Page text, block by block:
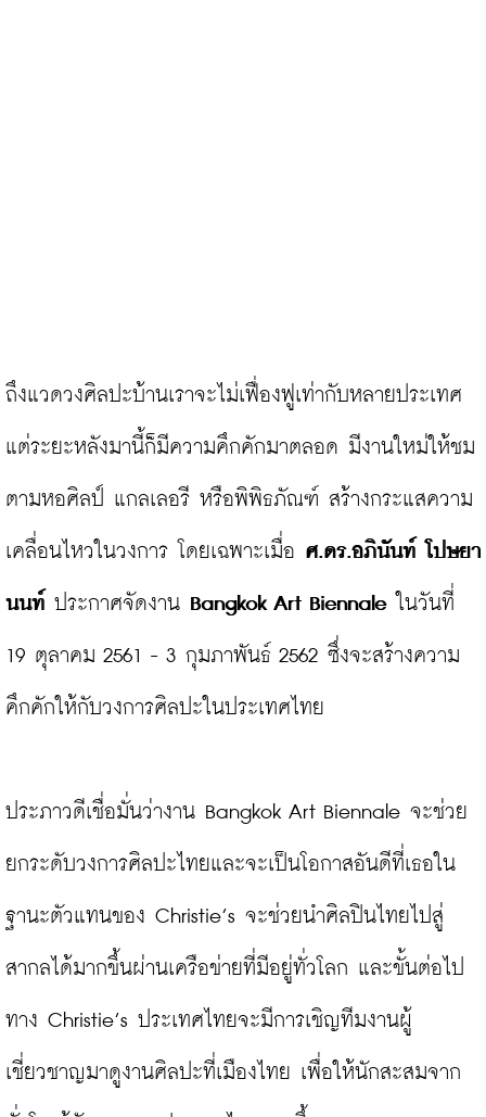
ถึงแวดวงศิลปะบ้านเราจะไม่เฟื่องฟูเท่ากับหลายประเทศ
แต่ระยะหลังมานี้ก็มีความคึกคักมาตลอด มีงานใหม่ให้ชม
ตามหอศิลป์ แกลเลอรี หรือพิพิธภัณฑ์ สร้างกระแสความ
เคลื่อนไหวในวงการ โดยเฉพาะเมื่อ ศ.ดร.อภินันท์ โปษยา
นนท์ ประกาศจัดงาน Bangkok Art Biennale ในวันที่
19 ตุลาคม 2561 - 3 กุมภาพันธ์ 2562 ซึ่งจะสร้างความ
คึกคักให้กับวงการศิลปะในประเทศไทย
ประภาวดีเชื่อมั่นว่างาน Bangkok Art Biennale จะช่วย
ยกระดับวงการศิลปะไทยและจะเป็นโอกาสอันดีที่เธอใน
ฐานะตัวแทนของ Christie’s จะช่วยนำศิลปินไทยไปสู่
สากลได้มากขึ้นผ่านเครือข่ายที่มีอยู่ทั่วโลก และขั้นต่อไป
ทาง Christie’s ประเทศไทยจะมีการเชิญทีมงานผู้
เชี่ยวชาญมาดูงานศิลปะที่เมืองไทย เพื่อให้นักสะสมจาก